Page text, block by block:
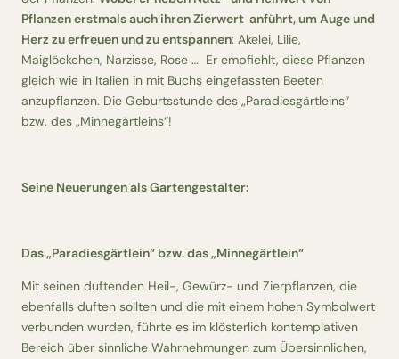
Pflanzen erstmals auch ihren Zierwert anführt, um Auge und
Herz zu erfreuen und zu entspannen: Akelei, Lilie,
Maiglöckchen, Narzisse, Rose … Er empfiehlt, diese Pflanzen
gleich wie in Italien in mit Buchs eingefassten Beeten
anzupflanzen. Die Geburtsstunde des „Paradiesgärtleins“
bzw. des „Minnegärtleins“!
Seine Neuerungen als Gartengestalter:
Das „Paradiesgärtlein“ bzw. das „Minnegärtlein“
Mit seinen duftenden Heil-, Gewürz- und Zierpflanzen, die
ebenfalls duften sollten und die mit einem hohen Symbolwert
verbunden wurden, führte es im klösterlich kontemplativen
Bereich über sinnliche Wahrnehmungen zum Übersinnlichen,